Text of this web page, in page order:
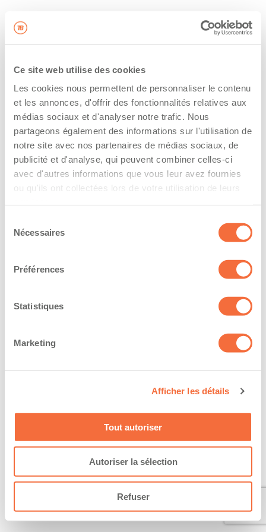
Ce site web utilise des cookies
Les cookies nous permettent de personnaliser le contenu
et les annonces, d'offrir des fonctionnalités relatives aux
médias sociaux et d'analyser notre trafic. Nous
partageons également des informations sur l'utilisation de
notre site avec nos partenaires de médias sociaux, de
publicité et d'analyse, qui peuvent combiner celles-ci
avec d'autres informations que vous leur avez fournies
ou qu'ils ont collectées lors de votre utilisation de leurs
Nécessaires
Préférences
Statistiques
Marketing
Afficher les détails
Tout autoriser
Autoriser la sélection
Refuser